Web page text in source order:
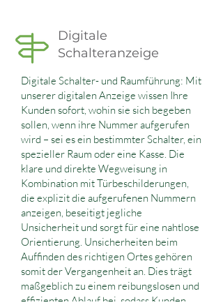
Digitale
Schalteranzeige
Digitale Schalter- und Raumführung: Mit
unserer digitalen Anzeige wissen Ihre
Kunden sofort, wohin sie sich begeben
sollen, wenn ihre Nummer aufgerufen
wird – sei es ein bestimmter Schalter, ein
spezieller Raum oder eine Kasse. Die
klare und direkte Wegweisung in
Kombination mit Türbeschilderungen,
die explizit die aufgerufenen Nummern
anzeigen, beseitigt jegliche
Unsicherheit und sorgt für eine nahtlose
Orientierung. Unsicherheiten beim
Auffinden des richtigen Ortes gehören
somit der Vergangenheit an. Dies trägt
maßgeblich zu einem reibungslosen und
effizienten Ablauf bei, sodass Kunden